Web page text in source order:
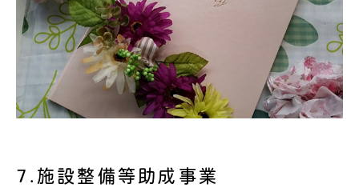
7.施設整備等助成事業